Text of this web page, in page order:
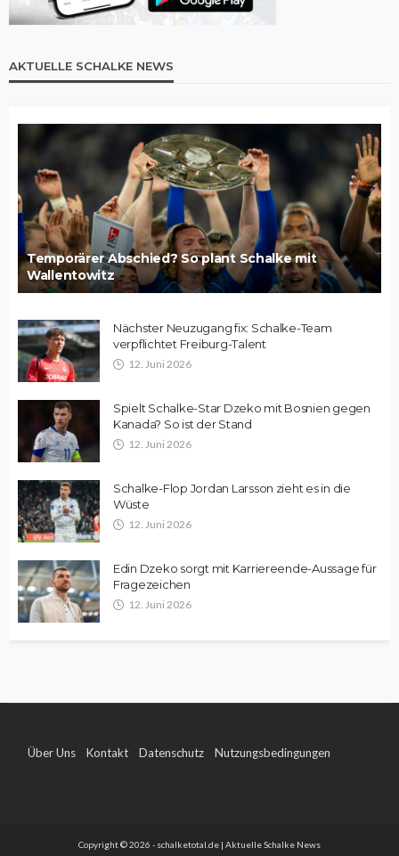
AKTUELLE SCHALKE NEWS
Temporärer Abschied? So plant Schalke mit
Wallentowitz
Nächster Neuzugang fix: Schalke-Team
verpflichtet Freiburg-Talent
12. Juni 2026
Spielt Schalke-Star Dzeko mit Bosnien gegen
Kanada? So ist der Stand
12. Juni 2026
Schalke-Flop Jordan Larsson zieht es in die
Wüste
12. Juni 2026
Edin Dzeko sorgt mit Karriereende-Aussage für
Fragezeichen
12. Juni 2026
Über Uns Kontakt Datenschutz Nutzungsbedingungen
Copyright © 2026 - schalketotal.de | Aktuelle Schalke News